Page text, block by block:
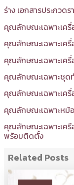
ร่าง เอกสารประกวด
คุณลักษณะเฉพาะเค
คุณลักษณะเฉพาะเค
คุณลักษณะเฉพาะเค
คุณลักษณะเฉพาะชุด
คุณลักษณะเฉพาะเค
คุณลักษณะเฉพาะหม้
คุณลักษณะเฉพาะเค
พร้อมติดตั้ง
Related Posts